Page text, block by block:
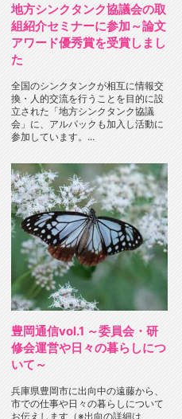
地方シンクタンク協議会の取
組紹介セミナーに参加～論文
アワード優秀賞を受賞しまし
た
全国のシンクタンクが相互に情報交
換・人的交流を行うことを目的に設
立された「地方シンクタンク協議
会」に、アルパックも加入し活動に
参加しています。...
豊岡通信vol.1 ～委員会・研
修会運営や日々の暮らしにつ
いて～
兵庫県豊岡市に出向中の遠藤から、
市での仕事や日々の暮らしについて
お伝えします（※出向の詳細は